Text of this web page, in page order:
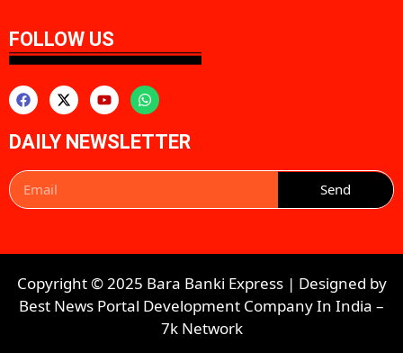
FOLLOW US
DAILY NEWSLETTER
Send
Copyright © 2025 Bara Banki Express | Designed by
Best News Portal Development Company In India –
7k Network​​